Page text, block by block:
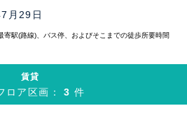
月29日
駅(路線)、バス停、およびそこまでの徒歩所要時間
賃貸
ロア区画：3件